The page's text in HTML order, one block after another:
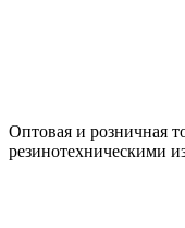
Оптовая и розничная
резинотехническими